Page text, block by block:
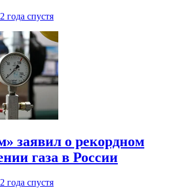
2 года спустя
заявил о рекордном
газа в России
2 года спустя